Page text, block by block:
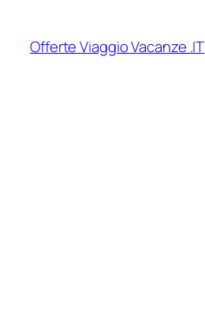
contenuto
Offerte Viaggio Vacanze .IT